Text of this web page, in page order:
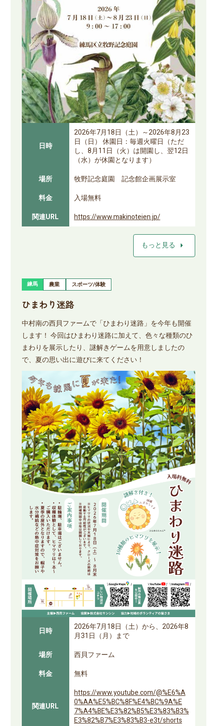
日時
2026年7月18日（土）～2026年8月23
日（日） 休園日：毎週火曜日（ただ
し、8月11日（火）は開園し、翌12日
（水）が休園となります）
場所
牧野記念庭園 記念館企画展示室
料金
入場無料
関連URL
https://www.makinoteien.jp/
もっと見る arrow_right
練馬 農業 スポーツ/体験
ひまわり迷路
中村南の西貝ファームで「ひまわり迷路」を今年も開催
します！ 今回はひまわり迷路に加えて、色々な種類のひ
まわりを展示したり、謎解きゲームを用意しましたの
で、夏の思い出に遊びに来てください！
日時
2026年7月18日（土）から、2026年8
月31日（月）まで
場所
西貝ファーム
料金
無料
関連URL
https://www.youtube.com/@%E6%A
0%AA%E5%BC%8F%E4%BC%9A%E
7%A4%BE%E3%82%B5%E3%83%B3%
E3%82%B7%E3%83%B3-e3t/shorts